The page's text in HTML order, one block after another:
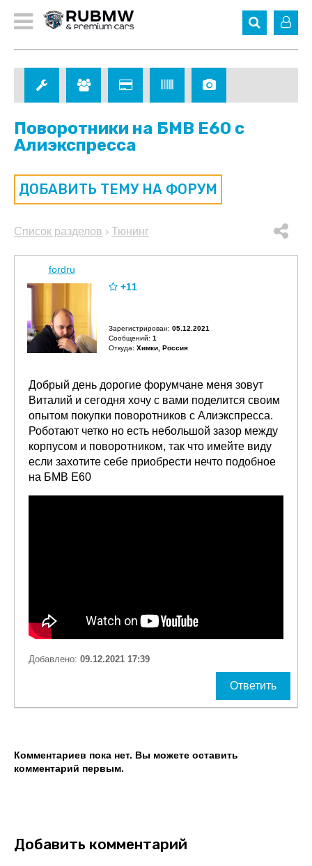
Поворотники на БМВ Е60 с
Алиэкспресса
ДОБАВИТЬ ТЕМУ НА ФОРУМ
Список разделов › Тюнинг
fordru
+11
Зарегистрирован: 05.12.2021
Сообщений: 1
Откуда: Химки, Россия
Добрый день дорогие форумчане меня зовут
Виталий и сегодня хочу с вами поделится своим
опытом покупки поворотников с Алиэкспресса.
Роботают четко но есть небольшой зазор между
корпусом и поворотником, так что имейте виду
если захотите себе приобрести нечто подобное
на БМВ Е60
Добавлено: 09.12.2021 17:39
Ответить
Комментариев пока нет. Вы можете оставить
комментарий первым.
Добавить комментарий